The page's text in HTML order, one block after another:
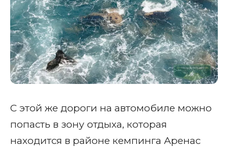
С этой же дороги на автомобиле можно
попасть в зону отдыха, которая
находится в районе кемпинга Аренас